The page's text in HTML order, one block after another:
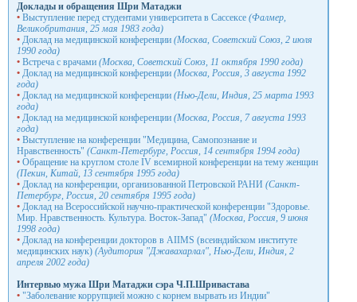
Доклады и обращения Шри Матаджи
• Выступление перед студентами университета в Сассексе (Фалмер,
Великобритания, 25 мая 1983 года)
• Доклад на медицинской конференции (Москва, Советский Союз, 2 июля
1990 года)
• Встреча с врачами (Москва, Советский Союз, 11 октября 1990 года)
• Доклад на медицинской конференции (Москва, Россия, 3 aвгycтa 1992
года)
• Доклад на медицинской конференции (Нью-Дели, Индия, 25 марта 1993
года)
• Доклад на медицинской конференции (Москва, Россия, 7 августа 1993
года)
• Выступление на конференции "Медицина, Самопознание и
Нравственность" (Санкт-Петербург, Россия, 14 сентября 1994 года)
• Обращение на круглом столе IV всемирной конференции на тему женщин
(Пекин, Китай, 13 сентября 1995 года)
• Доклад на конференции, организованной Петровской РАНИ (Санкт-
Петербург, Россия, 20 сентября 1995 года)
• Доклад на Всероссийской научно-практической конференции "Здоровье.
Мир. Нравственность. Культура. Восток-Запад" (Москва, Россия, 9 июня
1998 года)
• Доклад на конференции докторов в AIIMS (всеиндийском институте
медицинских наук) (Аудитория "Джавахарлал", Нью-Дели, Индия, 2
апреля 2002 года)
Интервью мужа Шри Матаджи сэра Ч.П.Шривастава
• "Заболевание коррупцией можно с корнем вырвать из Индии"